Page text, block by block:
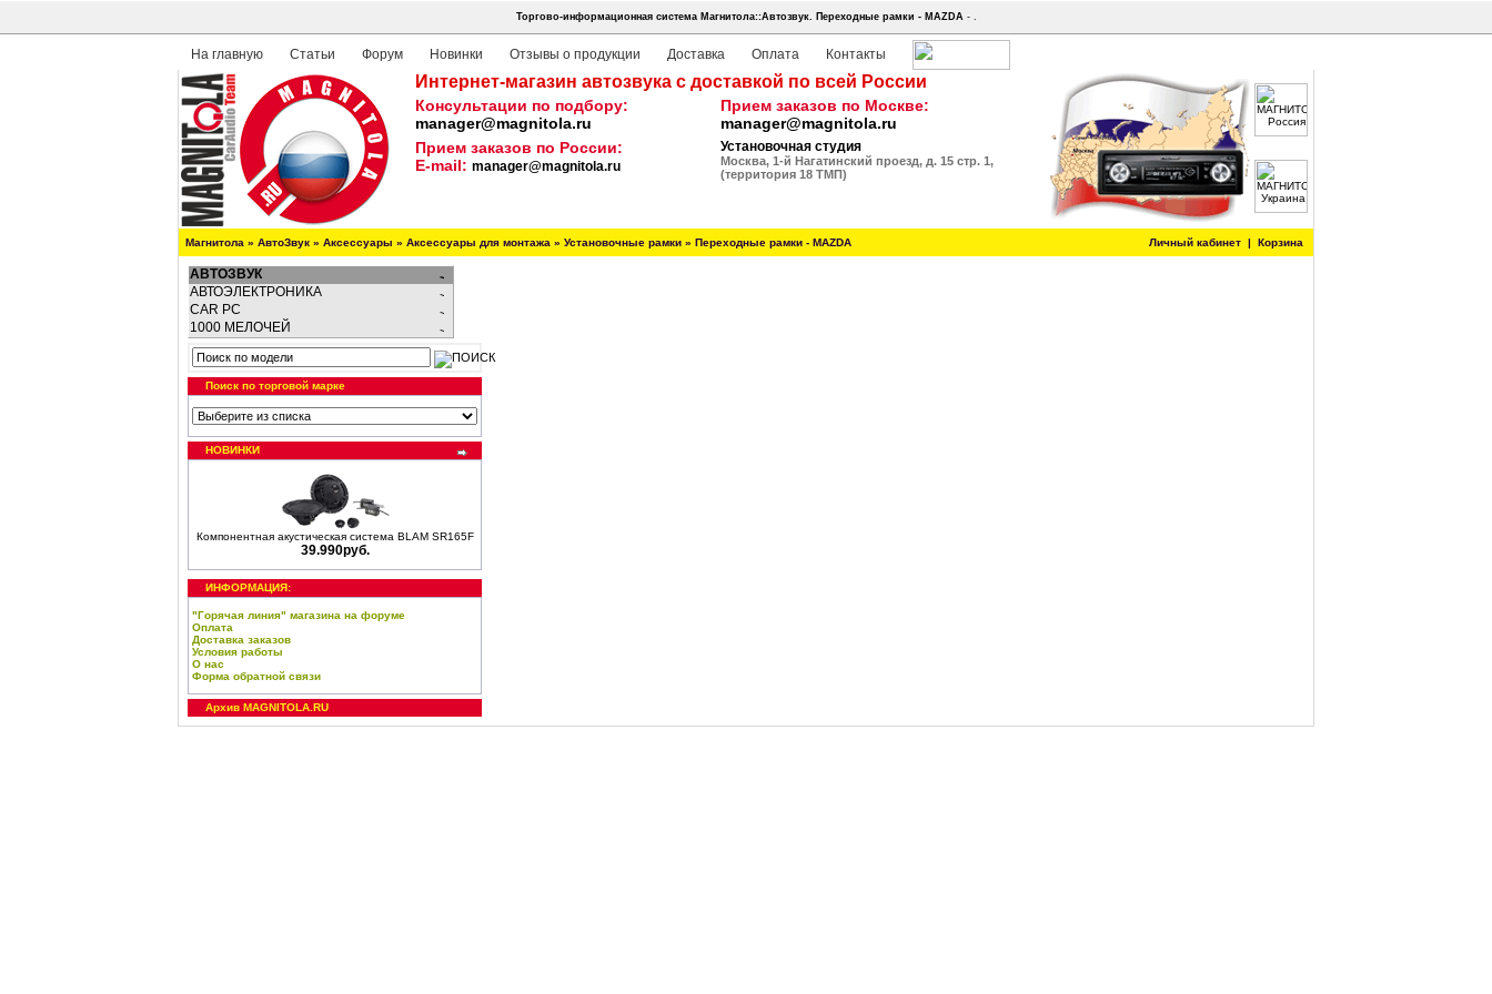
Торгово-информационная система Магнитола::Автозвук. Переходные рамки - MAZDA- .
На главную Статьи Форум Новинки Отзывы о продукции Доставка Оплата Контакты
Интернет-магазин автозвука с доставкой по всей России
Консультации по подбору:
manager@magnitola.ru
Прием заказов по Москве:
manager@magnitola.ru
Прием заказов по России:
E-mail: manager@magnitola.ru
Установочная студия
Москва, 1-й Нагатинский проезд, д. 15 стр. 1,
(территория 18 ТМП)
Магнитола » АвтоЗвук » Аксессуары » Аксессуары для монтажа » Установочные рамки » Переходные рамки - MAZDA Личный кабинет | Корзина
АВТОЗВУК
АВТОЭЛЕКТРОНИКА
CAR PC
1000 МЕЛОЧЕЙ
Поиск по торговой марке
НОВИНКИ
Компонентная акустическая система BLAM SR165F
39.990руб.
ИНФОРМАЦИЯ:
"Горячая линия" магазина на форуме
Оплата
Доставка заказов
Условия работы
О нас
Форма обратной связи
Архив MAGNITOLA.RU